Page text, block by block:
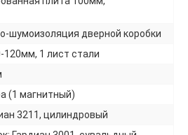
шумоизоляция дверной коробки
1 лист стали
(1 магнитный)
3211, цилиндровый